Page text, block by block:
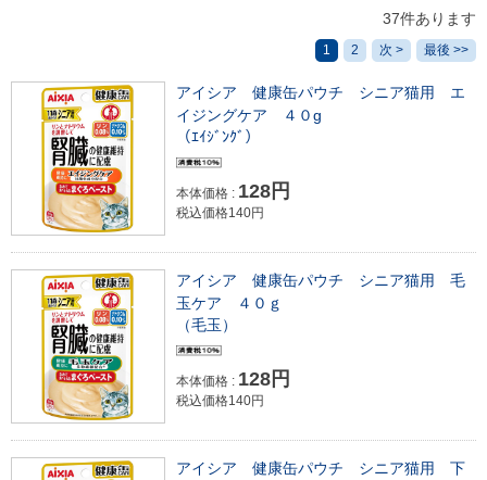
37件あります
1 2 次 > 最後 >>
アイシア 健康缶パウチ シニア猫用 エ
イジングケア ４０g
（ｴｲｼﾞﾝｸﾞ）
本体価格 : 128円
税込価格140円
アイシア 健康缶パウチ シニア猫用 毛
玉ケア ４０ｇ
（毛玉）
本体価格 : 128円
税込価格140円
アイシア 健康缶パウチ シニア猫用 下